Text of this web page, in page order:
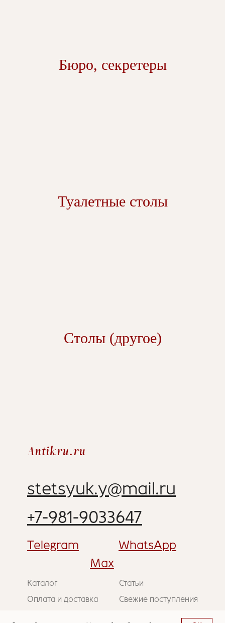
Бюро, секретеры
Туалетные столы
Столы (другое)
Antikru.ru
WhatsApp
Max
Telegram
+7-981-9033647
stetsyuk.y@mail.ru
Свежие поступления
Статьи
Оплата и доставка
Каталог